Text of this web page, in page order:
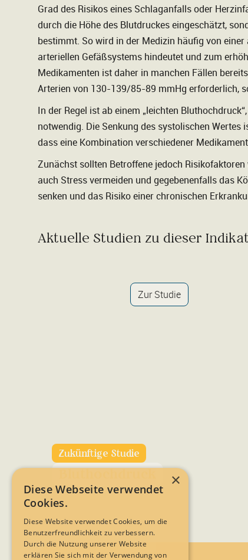
Grad des Risikos eines Schlaganfalls oder
durch die Höhe des Blutdruckes eingeschätzt,
bestimmt. So wird in der Medizin häufig von
arteriellen Gefäßsystems hindeutet und zum
Medikamenten ist daher in manchen Fällen
Arterien von 130-139/85-89 mmHg erforderlich,
In der Regel ist ab einem „leichten
notwendig. Die Senkung des systolischen
dass eine Kombination verschiedener
Zunächst sollten Betroffene jedoch
auch Stress vermeiden und gegebenenfalls das
senken und das Risiko einer chronischen
Aktuelle Studien zu dieser
Zur Studie
Zukünftige Studie
Bluthochdruck ×
Diese Webseite verwendet
Cookies.
Diese Website verwendet Cookies, um die
Benutzerfreundlichkeit zu verbessern.
Durch die Nutzung unserer Website
erklären Sie sich mit der Verwendung von